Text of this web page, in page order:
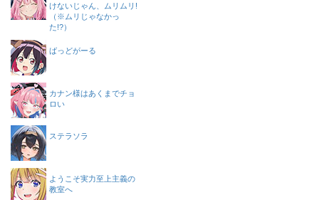
けないじゃん、ムリムリ!
（※ムリじゃなかっ
た!?）
ばっどがーる
カナン様はあくまでチョ
ロい
ステラソラ
ようこそ実力至上主義の
教室へ